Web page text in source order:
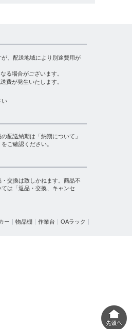
、配送地域により別途費用が
る場合がございます。
費が発生いたします。
い
配送納期は 「納期について」
をご確認ください。
交換は致しかねます。商品不
ては 「返品・交換、キャンセ
ー 物品棚 作業台
OAラック